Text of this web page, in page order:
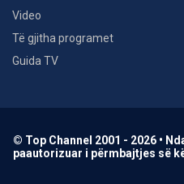
Video
Të gjitha programet
Guida TV
© Top Channel 2001 - 2026 •
paautorizuar i përmbajtjes së